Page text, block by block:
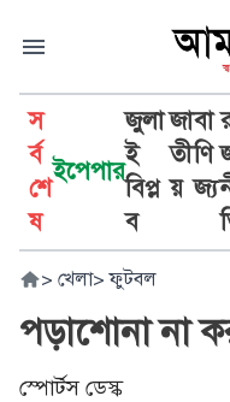
স
র্ব
শে
ষ
ইপেপার
জুলা
ই
বিপ্ল
ব
জা
তী
য়
বা
ণি
জ্য
> খেলা> ফুটবল
পড়াশোনা না
স্পোর্টস ডেস্ক